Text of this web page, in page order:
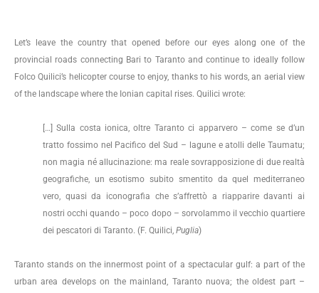
Let’s leave the country that opened before our eyes along one of the
provincial roads connecting Bari to Taranto and continue to ideally follow
Folco Quilici’s helicopter course to enjoy, thanks to his words, an aerial view
of the landscape where the Ionian capital rises. Quilici wrote:
[…] Sulla costa ionica, oltre Taranto ci apparvero – come se d’un
tratto fossimo nel Pacifico del Sud – lagune e atolli delle Taumatu;
non magia né allucinazione: ma reale sovrapposizione di due realtà
geografiche, un esotismo subito smentito da quel mediterraneo
vero, quasi da iconografia che s’affrettò a riapparire davanti ai
nostri occhi quando – poco dopo – sorvolammo il vecchio quartiere
dei pescatori di Taranto. (F. Quilici, Puglia)
Taranto stands on the innermost point of a spectacular gulf: a part of the
urban area develops on the mainland, Taranto nuova; the oldest part –